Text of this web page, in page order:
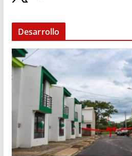
Desarrollo